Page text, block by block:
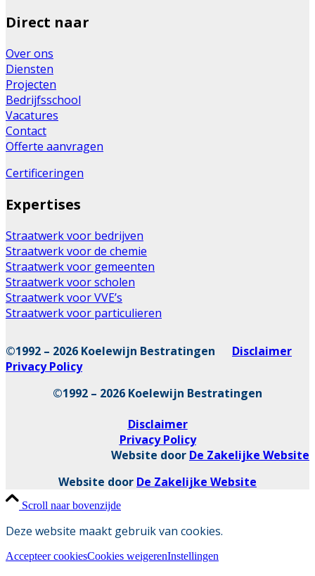
Direct naar
Over ons
Diensten
Projecten
Bedrijfsschool
Vacatures
Contact
Offerte aanvragen
Certificeringen
Expertises
Straatwerk voor bedrijven
Straatwerk voor de chemie
Straatwerk voor gemeenten
Straatwerk voor scholen
Straatwerk voor VVE’s
Straatwerk voor particulieren
©1992 – 2026 Koelewijn Bestratingen Disclaimer
Privacy Policy
©1992 – 2026 Koelewijn Bestratingen
Disclaimer
Privacy Policy
Website door De Zakelijke Website
Website door De Zakelijke Website
Scroll naar bovenzijde
Deze website maakt gebruik van cookies.
Accepteer cookiesCookies weigerenInstellingen